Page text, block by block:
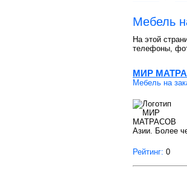
Мебель
На этой
телефоны,
МИР
Мебель на
Азии. Более
Рейтинг: 0